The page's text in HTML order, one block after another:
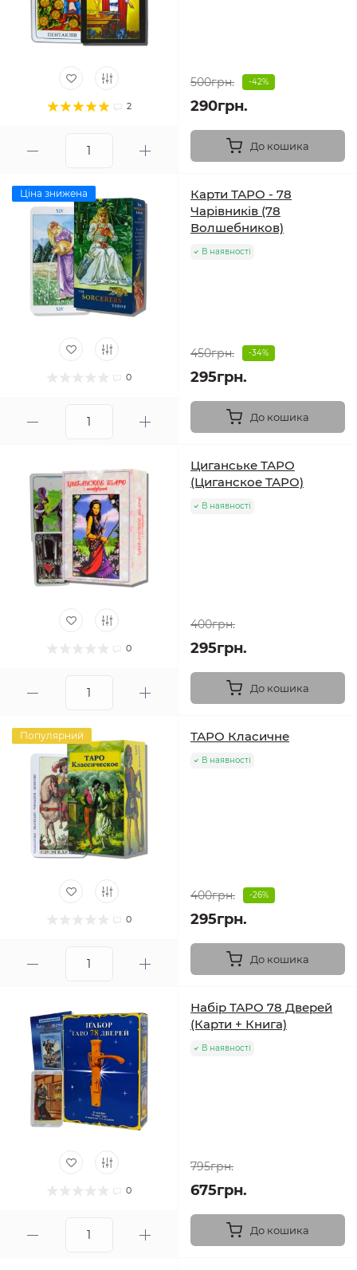
2
500грн. -42%
290грн.
До кошика
Ціна знижена
0
Карти ТАРО - 78
Чарівників (78
Волшебников)
В наявності
450грн. -34%
295грн.
До кошика
0
Циганське ТАРО
(Циганское ТАРО)
В наявності
400грн.
295грн.
До кошика
Популярний
0
ТАРО Класичне
В наявності
400грн. -26%
295грн.
До кошика
0
Набір ТАРО 78 Дверей
(Карти + Книга)
В наявності
795грн.
675грн.
До кошика